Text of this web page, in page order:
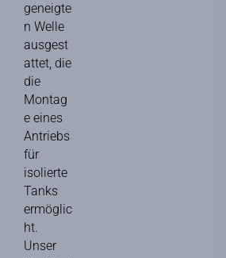
geneigte
n Welle
ausgest
attet, die
die
Montag
e eines
Antriebs
für
isolierte
Tanks
ermöglic
ht.
Unser